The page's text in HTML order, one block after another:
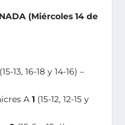
(Miércoles 14 de
(15-13, 16-18 y 14-16) –
A1 (15-12, 12-15 y